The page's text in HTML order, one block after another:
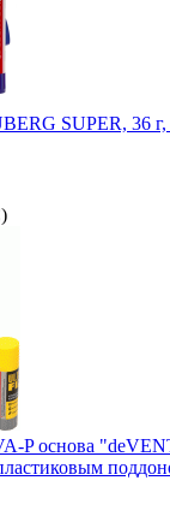
SUPER,
P основа